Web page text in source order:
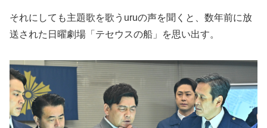
それにしても主題歌を歌うuruの声を聞くと、数年前に放
送された日曜劇場「テセウスの船」を思い出す。